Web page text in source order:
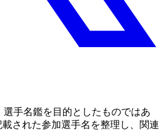
手名鑑を目的としたものではあ
された参加選手名を整理し、関連